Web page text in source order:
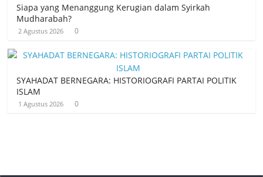
Siapa yang Menanggung Kerugian dalam Syirkah
Mudharabah?
2 Agustus 2026 0
SYAHADAT BERNEGARA: HISTORIOGRAFI PARTAI POLITIK
ISLAM
1 Agustus 2026 0